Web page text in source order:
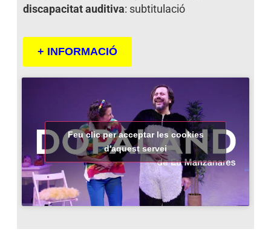
discapacitat auditiva: subtitulació
+ INFORMACIÓ
Feu clic per acceptar les cookies
d'aquest servei